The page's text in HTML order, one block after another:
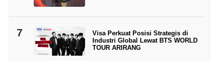
7
Visa Perkuat Posisi Strategis di
Industri Global Lewat BTS WORLD
TOUR ARIRANG